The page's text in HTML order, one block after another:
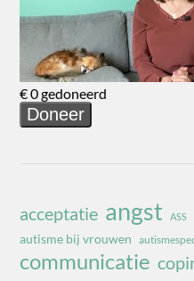
acceptatie angst ASS
autisme bij vrouwen
communicatie